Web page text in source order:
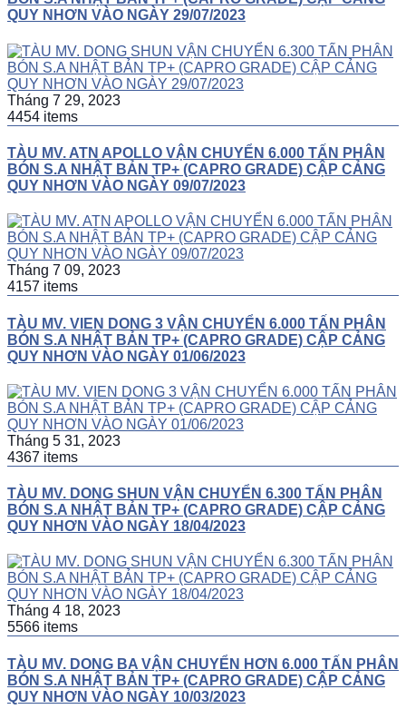
QUY NHƠN VÀO NGÀY 29/07/2023
Tháng 7 29, 2023
4454 items
TÀU MV. ATN APOLLO VẬN CHUYỂN 6.000 TẤN PHÂN
BÓN S.A NHẬT BẢN TP+ (CAPRO GRADE) CẬP CẢNG
QUY NHƠN VÀO NGÀY 09/07/2023
Tháng 7 09, 2023
4157 items
TÀU MV. VIEN DONG 3 VẬN CHUYỂN 6.000 TẤN PHÂN
BÓN S.A NHẬT BẢN TP+ (CAPRO GRADE) CẬP CẢNG
QUY NHƠN VÀO NGÀY 01/06/2023
Tháng 5 31, 2023
4367 items
TÀU MV. DONG SHUN VẬN CHUYỂN 6.300 TẤN PHÂN
BÓN S.A NHẬT BẢN TP+ (CAPRO GRADE) CẬP CẢNG
QUY NHƠN VÀO NGÀY 18/04/2023
Tháng 4 18, 2023
5566 items
TÀU MV. DONG BA VẬN CHUYỂN HƠN 6.000 TẤN PHÂN
BÓN S.A NHẬT BẢN TP+ (CAPRO GRADE) CẬP CẢNG
QUY NHƠN VÀO NGÀY 10/03/2023